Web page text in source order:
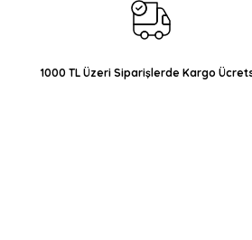
Ürün fiyatı diğer sitelerden daha pahalı.
Bu ürüne benzer farklı alternatifler
1000 TL Üzeri Siparişlerde Kargo